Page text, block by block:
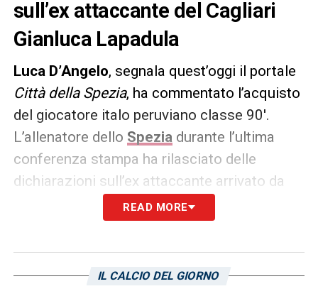
sull’ex attaccante del Cagliari
Gianluca Lapadula
Luca D’Angelo, segnala quest’oggi il portale
Città della Spezia, ha commentato l’acquisto
del giocatore italo peruviano classe 90′.
L’allenatore dello Speziadurante l’ultima
conferenza stampa ha rilasciato delle
dichiarazioni sull’ex attaccante arrivato da
Cagliari. La punta
ha già debuttato con la maglia della
della partita poi vinta contro ilCittadella
READ MORE
IL CALCIO DEL GIORNO